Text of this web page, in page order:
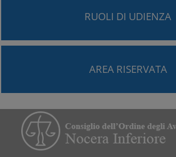
RUOLI DI UDIENZA
AREA RISERVATA